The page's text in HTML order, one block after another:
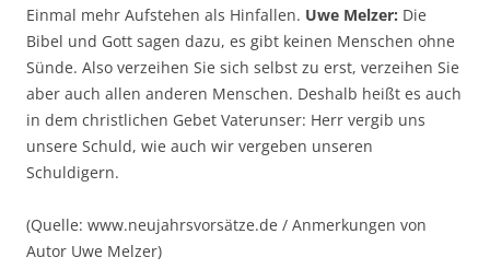
Einmal mehr Aufstehen als Hinfallen. Uwe Melzer: Die
Bibel und Gott sagen dazu, es gibt keinen Menschen ohne
Sünde. Also verzeihen Sie sich selbst zu erst, verzeihen Sie
aber auch allen anderen Menschen. Deshalb heißt es auch
in dem christlichen Gebet Vaterunser: Herr vergib uns
unsere Schuld, wie auch wir vergeben unseren
Schuldigern.
(Quelle: www.neujahrsvorsätze.de / Anmerkungen von
Autor Uwe Melzer)